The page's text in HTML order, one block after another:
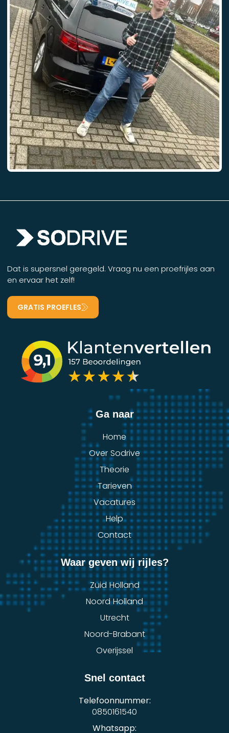
Dat is supersnel geregeld. Vraag nu een proefrijles aan
en ervaar het zelf!
GRATIS PROEFLES
Ga naar
Home
Over Sodrive
Theorie
Tarieven
Vacatures
Help
Contact
Waar geven wij rijles?
Zuid Holland
Noord Holland
Utrecht
Noord-Brabant
Overijssel
Snel contact
Telefoonnummer:
0850161540
Whatsapp: